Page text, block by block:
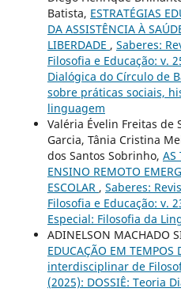
Batista, ESTRATÉGIAS
DA ASSISTÊNCIA À
LIBERDADE , Saberes:
Filosofia e Educação: v.
Dialógica do Círculo de
sobre práticas sociais,
linguagem
Valéria Évelin Freitas de
Garcia, Tânia Cristina
dos Santos Sobrinho, AS
ENSINO REMOTO
ESCOLAR , Saberes:
Filosofia e Educação: v.
Especial: Filosofia da
ADINELSON MACHADO
EDUCAÇÃO EM TEMPOS
interdisciplinar de
(2025): DOSSIÊ: Teoria